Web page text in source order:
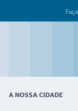
A NOSSA CIDADE